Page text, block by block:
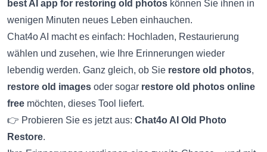
best AI app for restoring old photos können Sie ihnen in
wenigen Minuten neues Leben einhauchen.
Chat4o AI macht es einfach: Hochladen, Restaurierung
wählen und zusehen, wie Ihre Erinnerungen wieder
lebendig werden. Ganz gleich, ob Sie restore old photos,
restore old images oder sogar restore old photos online
free möchten, dieses Tool liefert.
👉 Probieren Sie es jetzt aus: Chat4o AI Old Photo
Restore.